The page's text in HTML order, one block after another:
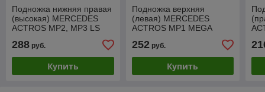
Подножка нижняя правая
(высокая) MERCEDES
ACTROS MP2, MP3 LS
288 руб.
Купить
Подножка верхняя
(левая) MERCEDES
ACTROS MP1 MEGA
SPACE 1996-2002, (1376)
252руб.
Купить